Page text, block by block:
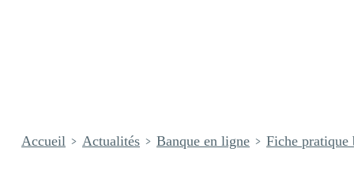
Accueil Actualités Banque en ligne Fiche pratique